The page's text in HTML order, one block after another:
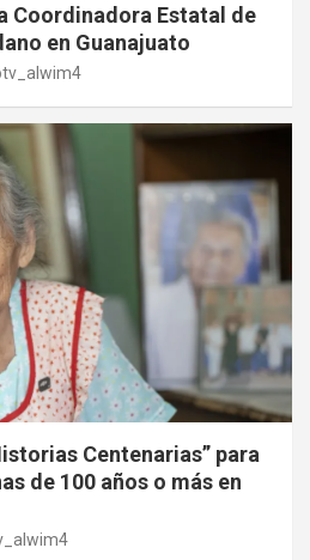
Coordinadora Estatal de
en Guanajuato
Centenarias” para
de 100 años o más en